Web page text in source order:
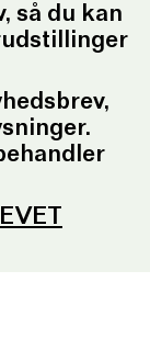
så du kan